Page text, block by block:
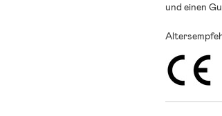
und einen